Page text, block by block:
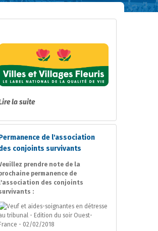
la suite
de l'association
conjoints survivants
prendre note de la
permanence de
des conjoints
: